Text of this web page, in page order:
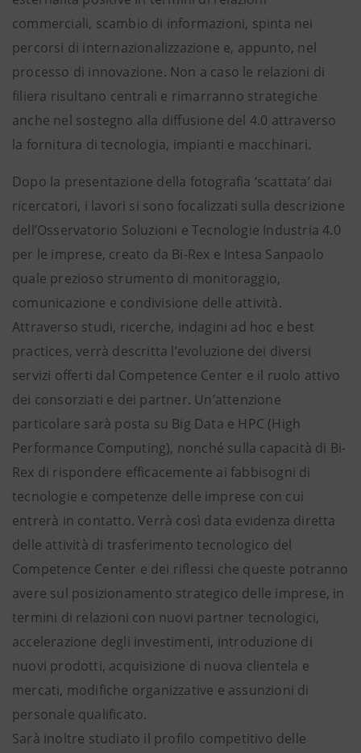
commerciali, scambio di informazioni, spinta nei
percorsi di internazionalizzazione e, appunto, nel
processo di innovazione. Non a caso le relazioni di
filiera risultano centrali e rimarranno strategiche
anche nel sostegno alla diffusione del 4.0 attraverso
la fornitura di tecnologia, impianti e macchinari.
Dopo la presentazione della fotografia ‘scattata’ dai
ricercatori, i lavori si sono focalizzati sulla descrizione
dell’Osservatorio Soluzioni e Tecnologie Industria 4.0
per le imprese, creato da Bi-Rex e Intesa Sanpaolo
quale prezioso strumento di monitoraggio,
comunicazione e condivisione delle attività.
Attraverso studi, ricerche, indagini ad hoc e best
practices, verrà descritta l’evoluzione dei diversi
servizi offerti dal Competence Center e il ruolo attivo
dei consorziati e dei partner. Un’attenzione
particolare sarà posta su Big Data e HPC (High
Performance Computing), nonché sulla capacità di Bi-
Rex di rispondere efficacemente ai fabbisogni di
tecnologie e competenze delle imprese con cui
entrerà in contatto. Verrà così data evidenza diretta
delle attività di trasferimento tecnologico del
Competence Center e dei riflessi che queste potranno
avere sul posizionamento strategico delle imprese, in
termini di relazioni con nuovi partner tecnologici,
accelerazione degli investimenti, introduzione di
nuovi prodotti, acquisizione di nuova clientela e
mercati, modifiche organizzative e assunzioni di
personale qualificato.
Sarà inoltre studiato il profilo competitivo delle